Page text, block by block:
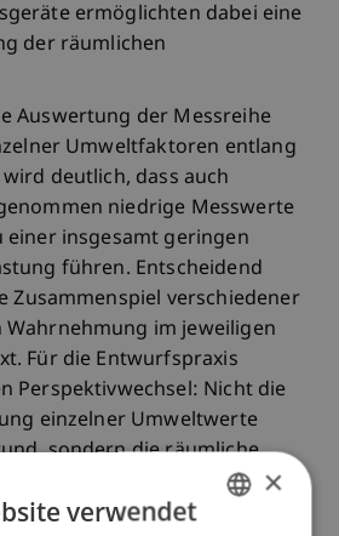
ermöglichten dabei eine
der räumlichen
Auswertung der Messreihe
Umweltfaktoren entlang
deutlich, dass auch
niedrige Messwerte
einer insgesamt geringen
führen. Entscheidend
Zusammenspiel verschiedener
Wahrnehmung im jeweiligen
Für die Entwurfspraxis
Perspektivwechsel: Nicht die
einzelner Umweltwerte
sondern die räumliche
Beziehungen. Die Trennung×
verwendet